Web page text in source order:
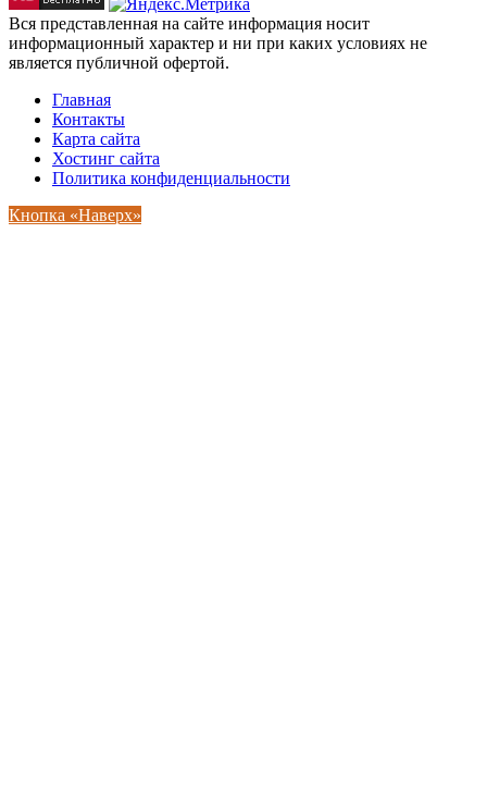
Вся представленная на сайте информация носит
информационный характер и ни при каких условиях не
является публичной офертой.
Главная
Контакты
Карта сайта
Хостинг сайта
Политика конфиденциальности
Кнопка «Наверх»